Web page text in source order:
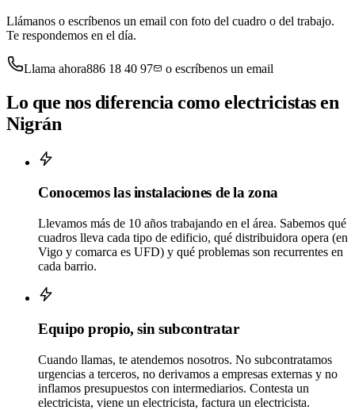
Llámanos o escríbenos un email con foto del cuadro o del trabajo.
Te respondemos en el día.
Llama ahora886 18 40 97 o escríbenos un email
Lo que nos diferencia como electricistas en
Nigrán
Conocemos las instalaciones de la zona
Llevamos más de 10 años trabajando en el área. Sabemos qué
cuadros lleva cada tipo de edificio, qué distribuidora opera (en
Vigo y comarca es UFD) y qué problemas son recurrentes en
cada barrio.
Equipo propio, sin subcontratar
Cuando llamas, te atendemos nosotros. No subcontratamos
urgencias a terceros, no derivamos a empresas externas y no
inflamos presupuestos con intermediarios. Contesta un
electricista, viene un electricista, factura un electricista.